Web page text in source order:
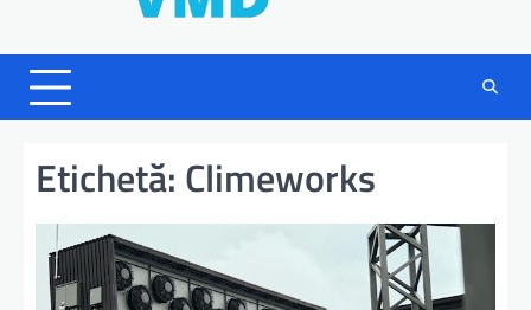
Etichetă: Climeworks